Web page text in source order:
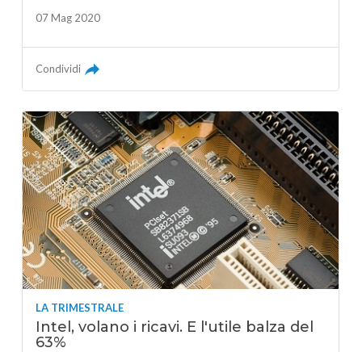
07 Mag 2020
Condividi
LA TRIMESTRALE
Intel, volano i ricavi. E l'utile balza del
63%